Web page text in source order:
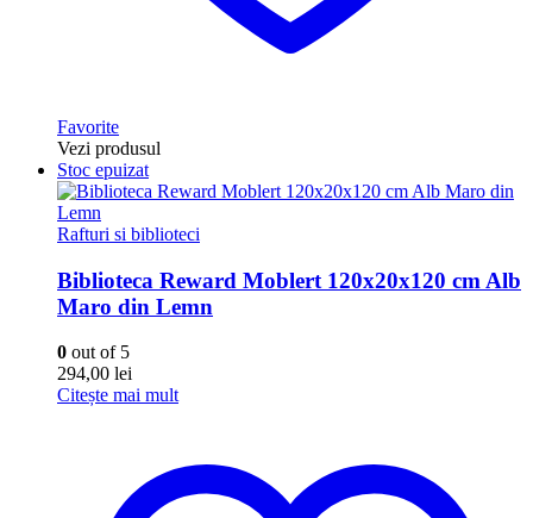
Favorite
Vezi produsul
Stoc epuizat
Rafturi si biblioteci
Biblioteca Reward Moblert 120x20x120 cm Alb
Maro din Lemn
0 out of 5
294,00 lei
Citește mai mult